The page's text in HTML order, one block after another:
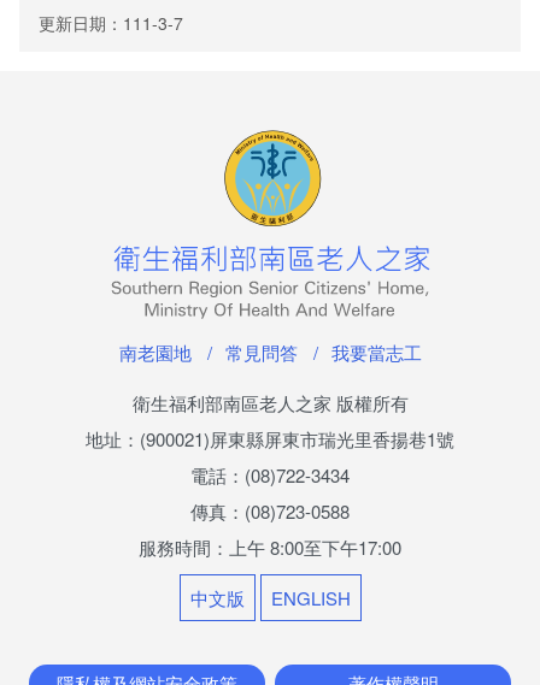
老人安置服務
公費安置條件及申請流程
長輩生活點滴
更新日期：111-3-7
南老園地 常見問答
我要當志工
衛生福利部南區老人之家 版權所有
地址：(900021)屏東縣屏東市瑞光里香揚巷1號
電話：(08)722-3434
傳真：(08)723-0588
服務時間：上午 8:00至下午17:00
中文版
ENGLISH